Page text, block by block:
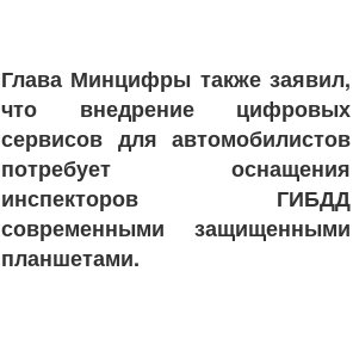
Глава Минцифры также заявил,
что внедрение цифровых
сервисов для автомобилистов
потребует оснащения
инспекторов ГИБДД
современными защищенными
планшетами.